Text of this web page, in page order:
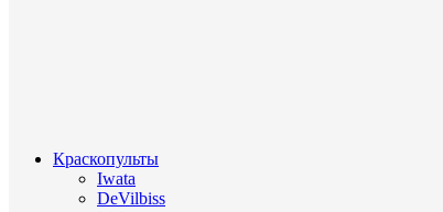
Краскопульты
Iwata
DeVilbiss